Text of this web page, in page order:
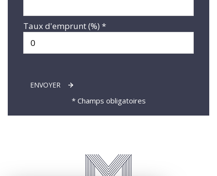
Taux d'emprunt (%) *
ENVOYER
* Champs obligatoires